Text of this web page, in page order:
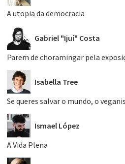
A utopia da democracia
Gabriel "Ijuí" Costa
Parem de choramingar pela
Isabella Tree
Se queres salvar o mundo, o
Ismael López
A Vida Plena